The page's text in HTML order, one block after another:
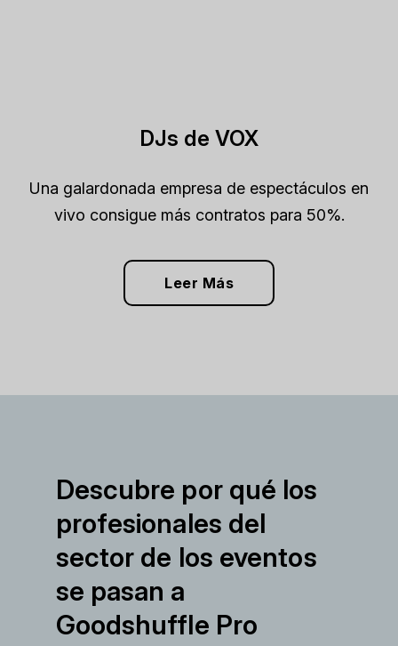
DJs de VOX
Una galardonada empresa de espectáculos en
vivo consigue más contratos para 50%.
Leer Más
Descubre por qué los
profesionales del
sector de los eventos
se pasan a
Goodshuffle Pro